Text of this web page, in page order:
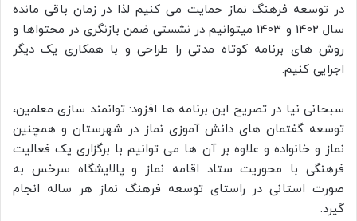
در توسعه فرهنگ نماز حمایت می کنیم لذا در زمان باقی ‏مانده
سال 1402 و 1403 میتوانیم در نشستی ضمن بازنگری در محتواها و
روش های برنامه کوتاه مدتی را طراحی و با ‏همکاری یک دیگر
اجرایی کنیم.
سبحانی نیا در تصریح این برنامه ها افزود: توانمند سازی معلمین،
توسعه گفتمان های دانش آموزی نماز در شهرستان و همچنین
‏نماز و خانواده و علاوه بر آن ها می توانیم با برگزاری یک فعالیت
فرهنگی با محوریت ستاد اقامه نماز و پالایشگاه سرخس به
صورت ‏استانی در راستای توسعه فرهنگ نماز هر ساله انجام
گیرد.